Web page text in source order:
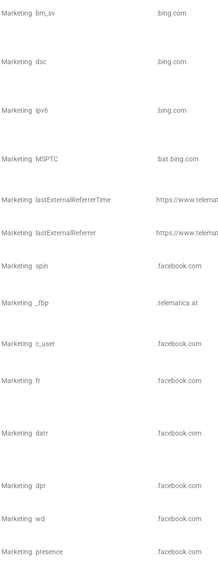
Marketing bm_sv .bing.com
Marketing dsc .bing.com
Marketing ipv6 .bing.com
Marketing MSPTC .bat.bing.com
Marketing lastExternalReferrerTime https://
Marketing lastExternalReferrer https://
Marketing spin .facebook.com
Marketing _fbp .telematica.at
Marketing c_user .facebook.com
Marketing fr .facebook.com
Marketing datr .facebook.com
Marketing dpr .facebook.com
Marketing wd .facebook.com
Marketing presence .facebook.com